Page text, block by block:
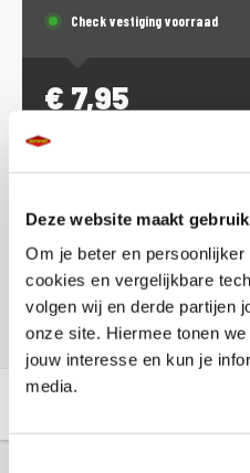
Deze website maakt
Om je beter en
cookies en vergelijkbare
volgen wij en derde partijen
onze site. Hiermee tonen
jouw interesse en kun je
media.
Check vestiging voorraad
€ 7,95
Dit product is (tijdeljk) niet
Voorraad vestigingen
Check de voorraad eenvoudig en snel